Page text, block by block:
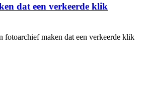
dat een verkeerde klik
fotoarchief maken dat een verkeerde klik